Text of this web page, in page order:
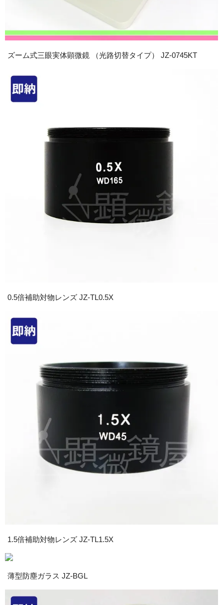
ズーム式三眼実体顕微鏡 （光路切替タイプ） JZ-0745KT
0.5倍補助対物レンズ JZ-TL0.5X
1.5倍補助対物レンズ JZ-TL1.5X
薄型防塵ガラス JZ-BGL